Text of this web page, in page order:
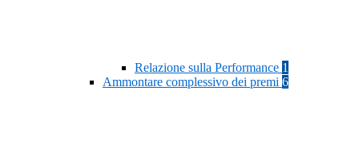
Relazione sulla Performance 1
Ammontare complessivo dei premi 6